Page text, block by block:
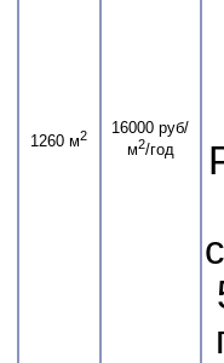
1260 м2
16000 руб/
м2/год